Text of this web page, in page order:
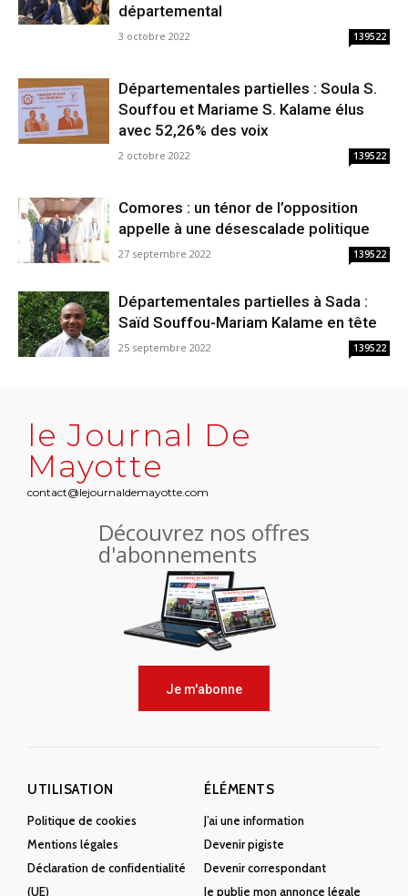
départemental
3 octobre 2022 139522
Départementales partielles : Soula S.
Souffou et Mariame S. Kalame élus
avec 52,26% des voix
2 octobre 2022 139522
Comores : un ténor de l’opposition
appelle à une désescalade politique
27 septembre 2022 139522
Départementales partielles à Sada :
Saïd Souffou-Mariam Kalame en tête
25 septembre 2022 139522
le Journal De
Mayotte
contact@lejournaldemayotte.com
Découvrez nos offres
d'abonnements
Je m'abonne
UTILISATION
Politique de cookies
Mentions légales
Déclaration de confidentialité
(UE)
ÉLÉMENTS
J’ai une information
Devenir pigiste
Devenir correspondant
Je publie mon annonce légale